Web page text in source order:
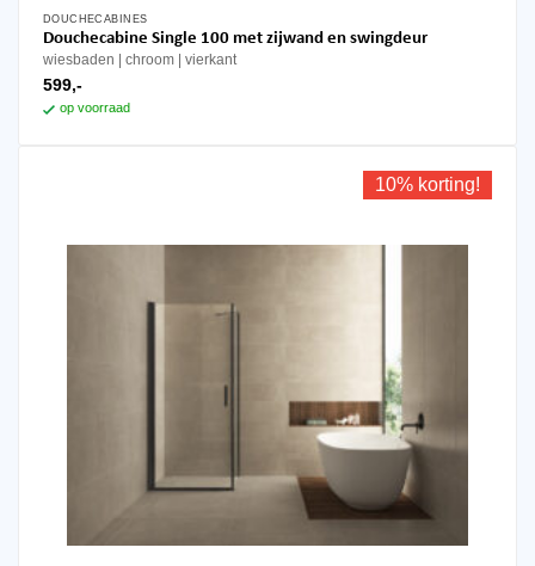
DOUCHECABINES
Douchecabine Single 100 met zijwand en swingdeur
wiesbaden chroom vierkant
599,-
op voorraad
10% korting!